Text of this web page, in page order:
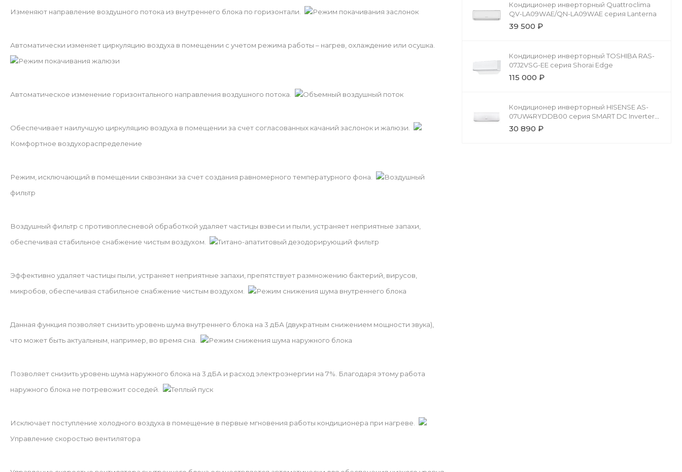
Изменяют направление воздушного потока из внутреннего блока по горизонтали. Режим покачивания заслонок
Автоматически изменяет циркуляцию воздуха в помещении с учетом режима работы – нагрев, охлаждение или осушка.
Режим покачивания жалюзи
Автоматическое изменение горизонтального направления воздушного потока. Объемный воздушный поток
Обеспечивает наилучшую циркуляцию воздуха в помещении за счет согласованных качаний заслонок и жалюзи.
Комфортное воздухораспределение
Режим, исключающий в помещении сквозняки за счет создания равномерного температурного фона.
Воздушный
фильтр
Воздушный фильтр с противоплесневой обработкой удаляет частицы взвеси и пыли, устраняет неприятные запахи,
обеспечивая стабильное снабжение чистым воздухом.
Титано-апатитовый дезодорирующий фильтр
Эффективно удаляет частицы пыли, устраняет неприятные запахи, препятствует размножению бактерий, вирусов,
микробов, обеспечивая стабильное снабжение чистым воздухом.
Режим снижения шума внутреннего блока
Данная функция позволяет снизить уровень шума внутреннего блока на 3 дБА (двукратным снижением мощности звука),
что может быть актуальным, например, во время сна.
Режим снижения шума наружного блока
Позволяет снизить уровень шума наружного блока на 3 дБА и расход электроэнергии на 7%. Благодаря этому работа
наружного блока не потревожит соседей.
Теплый пуск
Исключает поступление холодного воздуха в помещение в первые мгновения работы кондиционера при нагреве.
Управление скоростью вентилятора
Кондиционер инверторный Quattroclima
QV-LA09WAE/QN-LA09WAE серия Lanterna
39 500 ₽
Кондиционер инверторный TOSHIBA RAS-
07J2VSG-EE серия Shorai Edge
115 000 ₽
Кондиционер инверторный HISENSE AS-
07UW4RYDDB00 серия SMART DC Inverter
(R32)
30 890 ₽